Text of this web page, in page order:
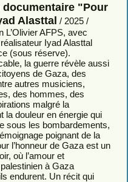
"Pour
Alasttal / 2025 /
L’Olivier AFPS, avec
Iyad Alasttal
(sous réserve).
la guerre révèle aussi
de Gaza, des
autres musiciens,
des hommes, des
malgré la
la douleur en énergie qui
sous les bombardements,
poignant de la
l’honneur de Gaza est un
où l’amour et
à Gaza
endurent. Un récit qui